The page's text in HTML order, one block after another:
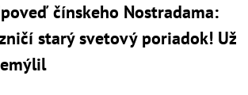
čínskeho Nostradama:
starý svetový poriadok! Už